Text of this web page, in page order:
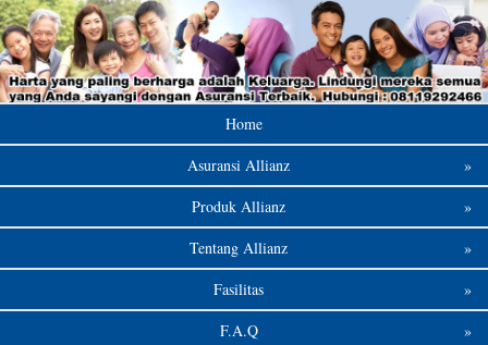
Home
Asuransi Allianz
»
Produk Allianz
»
Tentang Allianz
»
Fasilitas
»
F.A.Q
»